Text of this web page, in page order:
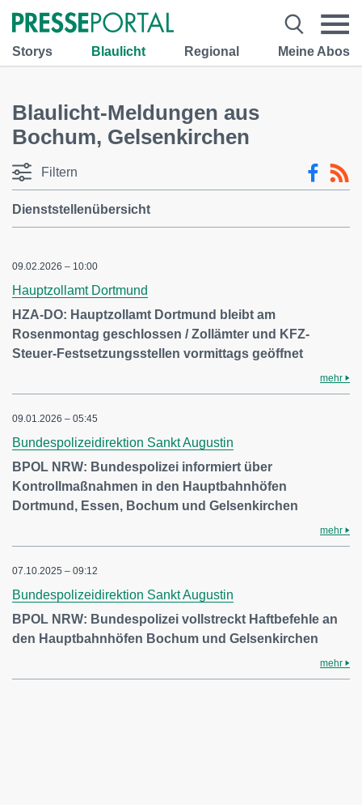
Storys Blaulicht Regional Meine Abos
Blaulicht-Meldungen aus
Bochum, Gelsenkirchen
Filtern
Dienststellenübersicht
09.02.2026 – 10:00
Hauptzollamt Dortmund
HZA-DO: Hauptzollamt Dortmund bleibt am
Rosenmontag geschlossen / Zollämter und KFZ-
Steuer-Festsetzungsstellen vormittags geöffnet
mehr
09.01.2026 – 05:45
Bundespolizeidirektion Sankt Augustin
BPOL NRW: Bundespolizei informiert über
Kontrollmaßnahmen in den Hauptbahnhöfen
Dortmund, Essen, Bochum und Gelsenkirchen
mehr
07.10.2025 – 09:12
Bundespolizeidirektion Sankt Augustin
BPOL NRW: Bundespolizei vollstreckt Haftbefehle an
den Hauptbahnhöfen Bochum und Gelsenkirchen
mehr